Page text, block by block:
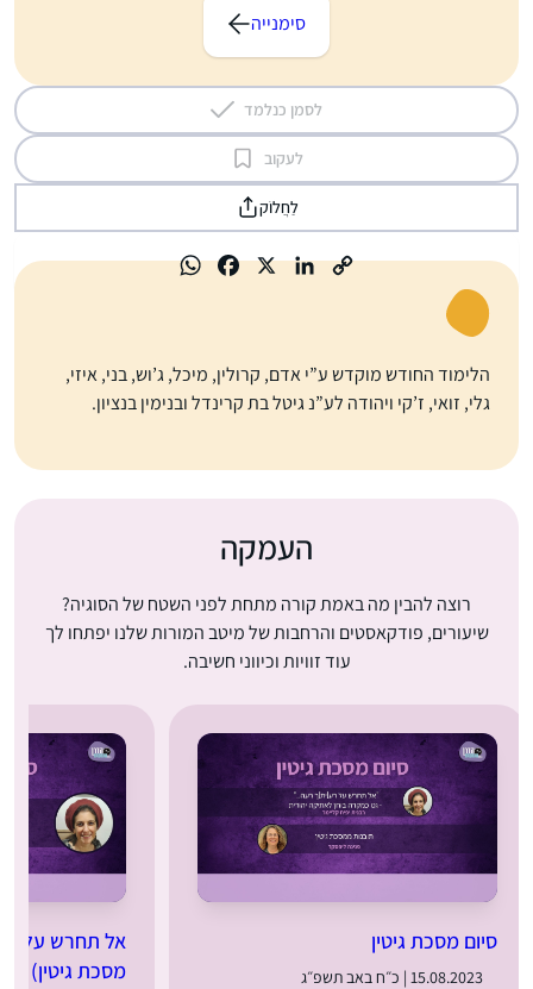
סימנייה
לסמן כנלמד
לעקוב
לַחֲלוֹק
הלימוד החודש מוקדש ע”י אדם, קרולין, מיכל, ג’וש, בני, איזי,
גלי, זואי, ז’קי ויהודה לע”נ גיטל בת קרינדל ובנימין בנציון.
העמקה
רוצה להבין מה באמת קורה מתחת לפני השטח של הסוגיה?
שיעורים, פודקאסטים והרחבות של מיטב המורות שלנו יפתחו לך
עוד זוויות וכיווני חשיבה.
סיום מסכת גיטין
15.08.2023 | כ״ח באב תשפ״ג
אל תחרש על
מסכת גיטין)